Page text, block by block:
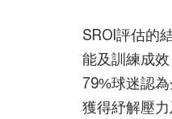
SROI評估的
能及訓練成
79%球迷認
獲得紓解壓